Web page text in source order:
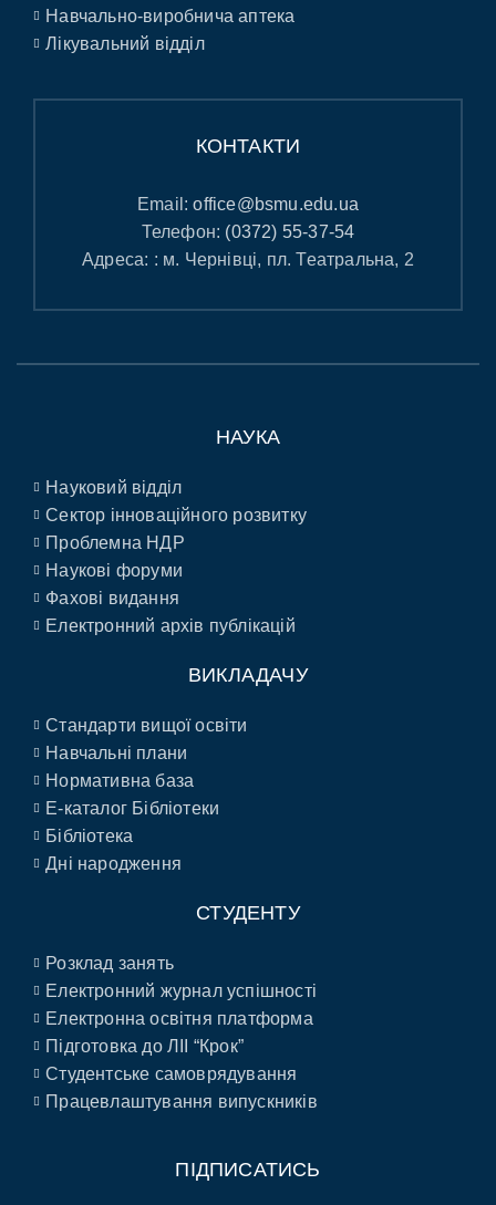
Навчально-виробнича аптека
Лікувальний відділ
КОНТАКТИ
Email:office@bsmu.edu.ua
Телефон: (0372) 55-37-54
Адреса: : м. Чернівці, пл. Театральна, 2
НАУКА
Науковий відділ
Сектор інноваційного розвитку
Проблемна НДР
Наукові форуми
Фахові видання
Електронний архів публікацій
ВИКЛАДАЧУ
Стандарти вищої освіти
Навчальні плани
Нормативна база
E-каталог Бібліотеки
Бібліотека
Дні народження
СТУДЕНТУ
Розклад занять
Електронний журнал успішності
Електронна освітня платформа
Підготовка до ЛІІ “Крок”
Студентське самоврядування
Працевлаштування випускників
ПІДПИСАТИСЬ